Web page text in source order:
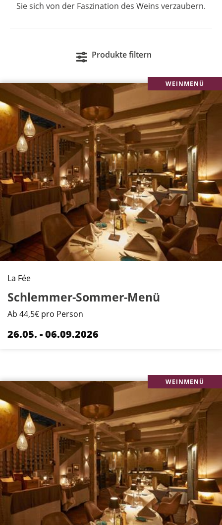
Sie sich von der Faszination des Weins verzaubern.
Produkte filtern
WEINMENÜ
La Fée
Schlemmer-Sommer-Menü
Ab 44,5€ pro Person
26.05. - 06.09.2026
WEINMENÜ